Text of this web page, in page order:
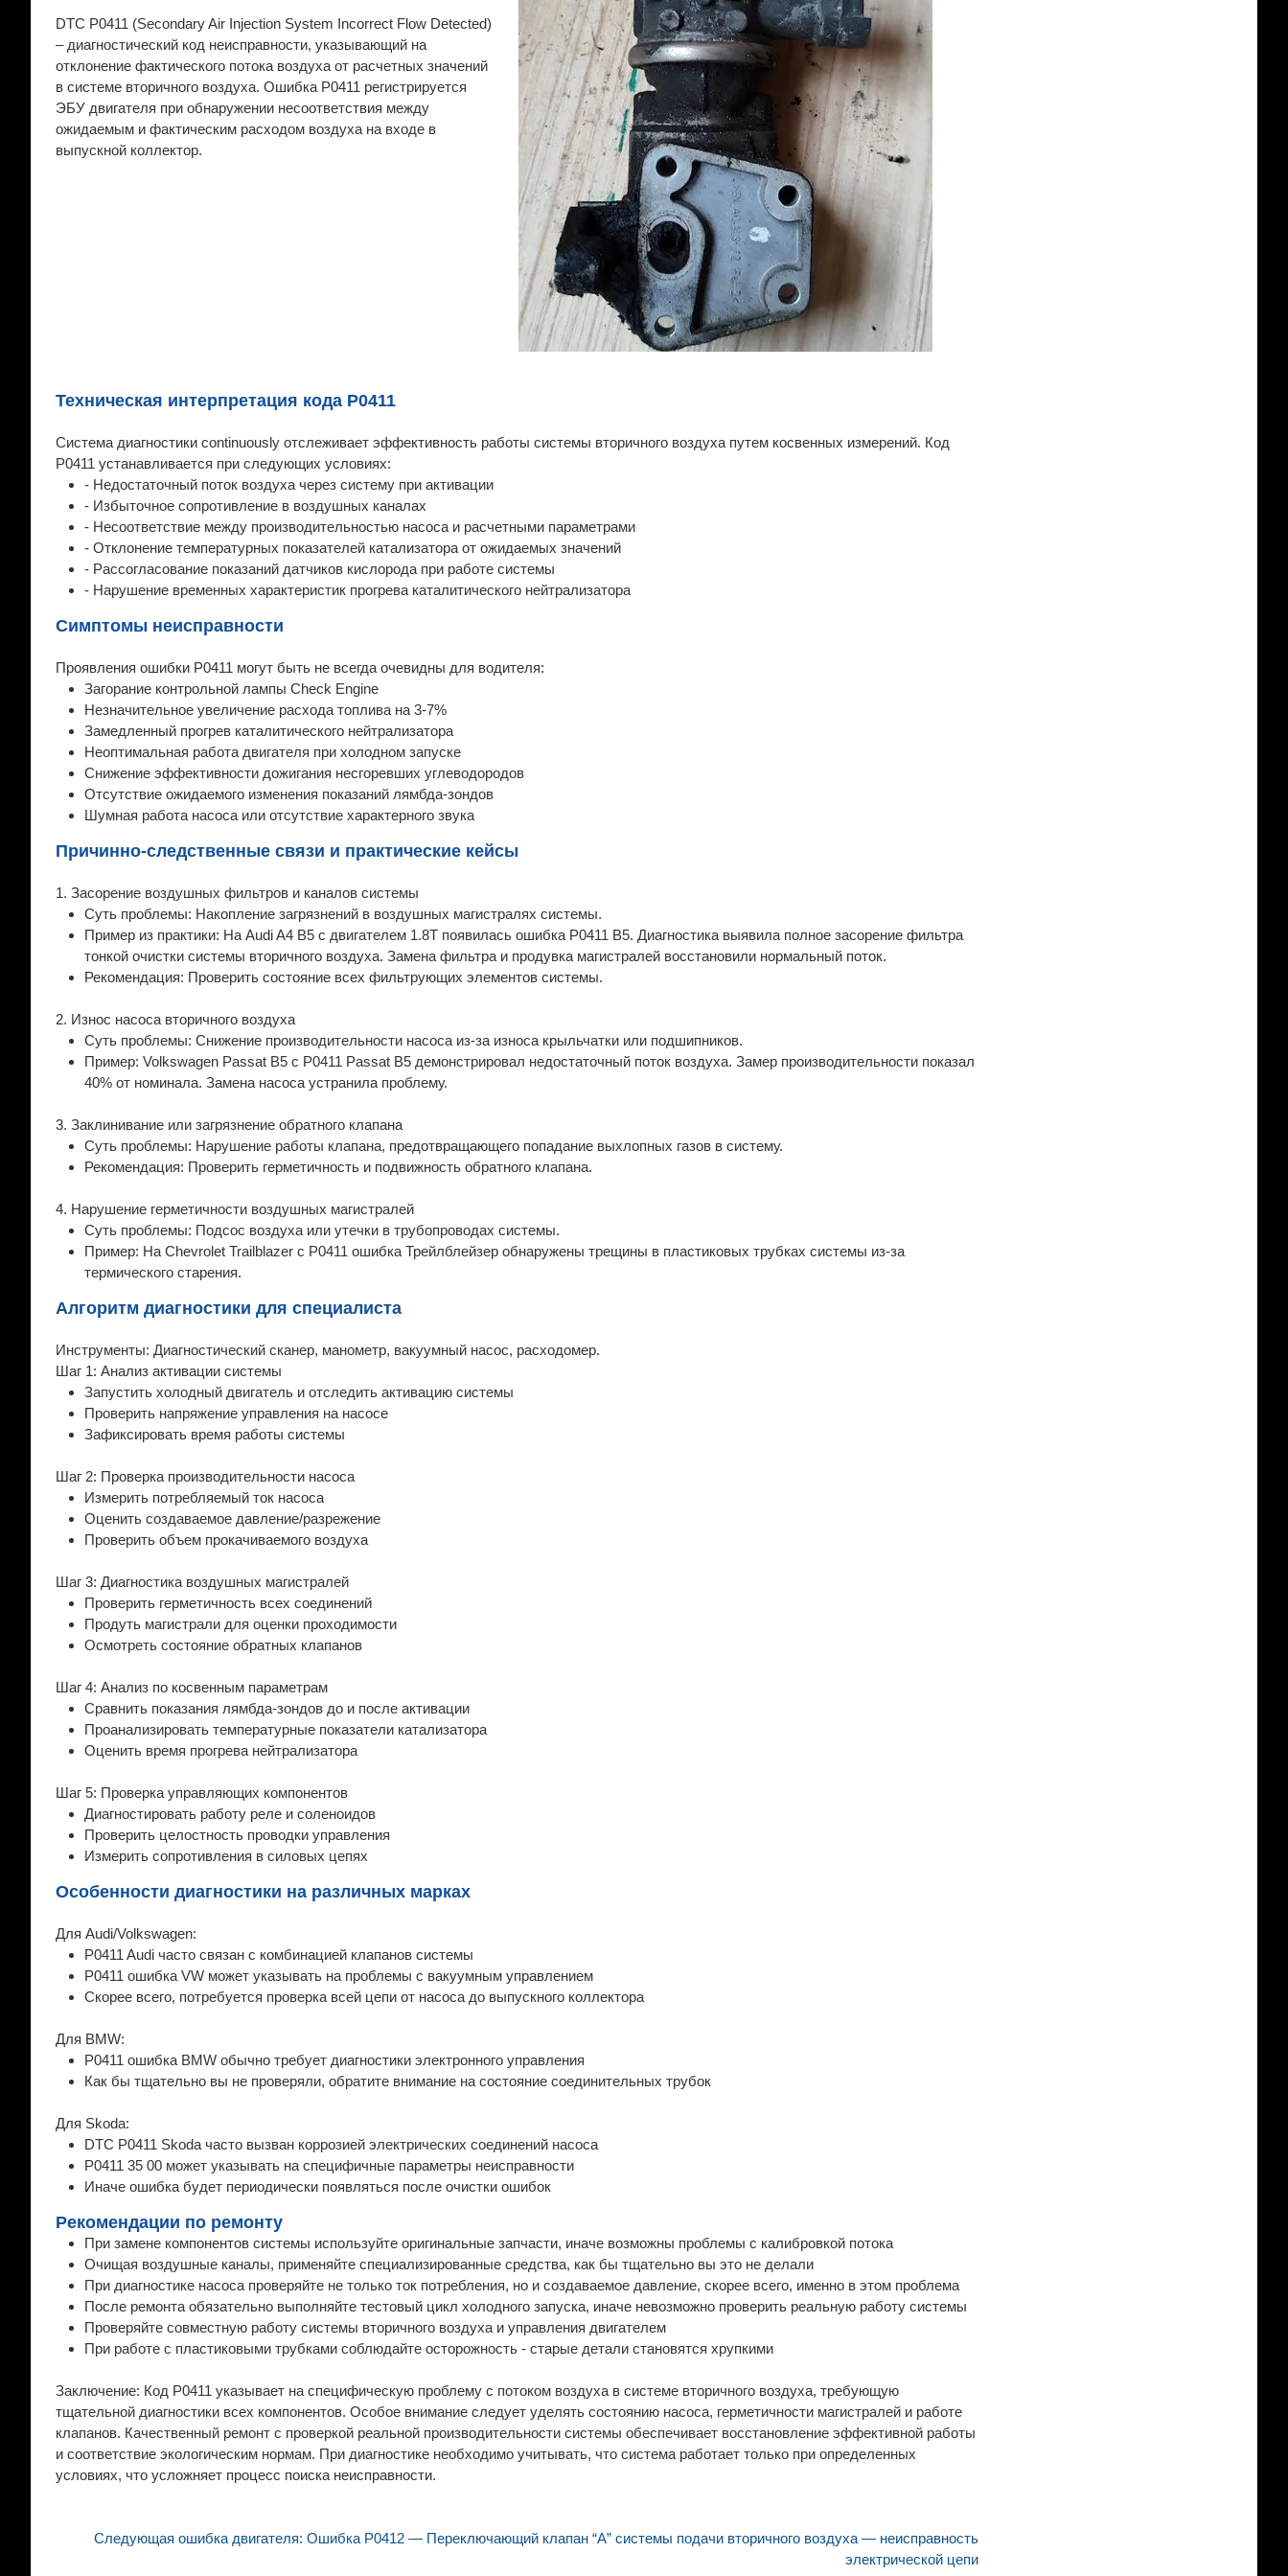
DTC P0411 (Secondary Air Injection System Incorrect Flow Detected)
– диагностический код неисправности, указывающий на
отклонение фактического потока воздуха от расчетных значений
в системе вторичного воздуха. Ошибка P0411 регистрируется
ЭБУ двигателя при обнаружении несоответствия между
ожидаемым и фактическим расходом воздуха на входе в
выпускной коллектор.
Техническая интерпретация кода P0411
Система диагностики continuously отслеживает эффективность работы системы вторичного воздуха путем косвенных измерений. Код
P0411 устанавливается при следующих условиях:
- Недостаточный поток воздуха через систему при активации
- Избыточное сопротивление в воздушных каналах
- Несоответствие между производительностью насоса и расчетными параметрами
- Отклонение температурных показателей катализатора от ожидаемых значений
- Рассогласование показаний датчиков кислорода при работе системы
- Нарушение временных характеристик прогрева каталитического нейтрализатора
Симптомы неисправности
Проявления ошибки P0411 могут быть не всегда очевидны для водителя:
Загорание контрольной лампы Check Engine
Незначительное увеличение расхода топлива на 3-7%
Замедленный прогрев каталитического нейтрализатора
Неоптимальная работа двигателя при холодном запуске
Снижение эффективности дожигания несгоревших углеводородов
Отсутствие ожидаемого изменения показаний лямбда-зондов
Шумная работа насоса или отсутствие характерного звука
Причинно-следственные связи и практические кейсы
1. Засорение воздушных фильтров и каналов системы
Суть проблемы: Накопление загрязнений в воздушных магистралях системы.
Пример из практики: На Audi A4 B5 с двигателем 1.8T появилась ошибка P0411 B5. Диагностика выявила полное засорение фильтра
тонкой очистки системы вторичного воздуха. Замена фильтра и продувка магистралей восстановили нормальный поток.
Рекомендация: Проверить состояние всех фильтрующих элементов системы.
2. Износ насоса вторичного воздуха
Суть проблемы: Снижение производительности насоса из-за износа крыльчатки или подшипников.
Пример: Volkswagen Passat B5 с P0411 Passat B5 демонстрировал недостаточный поток воздуха. Замер производительности показал
40% от номинала. Замена насоса устранила проблему.
3. Заклинивание или загрязнение обратного клапана
Суть проблемы: Нарушение работы клапана, предотвращающего попадание выхлопных газов в систему.
Рекомендация: Проверить герметичность и подвижность обратного клапана.
4. Нарушение герметичности воздушных магистралей
Суть проблемы: Подсос воздуха или утечки в трубопроводах системы.
Пример: На Chevrolet Trailblazer с P0411 ошибка Трейлблейзер обнаружены трещины в пластиковых трубках системы из-за
термического старения.
Алгоритм диагностики для специалиста
Инструменты: Диагностический сканер, манометр, вакуумный насос, расходомер.
Шаг 1: Анализ активации системы
Запустить холодный двигатель и отследить активацию системы
Проверить напряжение управления на насосе
Зафиксировать время работы системы
Шаг 2: Проверка производительности насоса
Измерить потребляемый ток насоса
Оценить создаваемое давление/разрежение
Проверить объем прокачиваемого воздуха
Шаг 3: Диагностика воздушных магистралей
Проверить герметичность всех соединений
Продуть магистрали для оценки проходимости
Осмотреть состояние обратных клапанов
Шаг 4: Анализ по косвенным параметрам
Сравнить показания лямбда-зондов до и после активации
Проанализировать температурные показатели катализатора
Оценить время прогрева нейтрализатора
Шаг 5: Проверка управляющих компонентов
Диагностировать работу реле и соленоидов
Проверить целостность проводки управления
Измерить сопротивления в силовых цепях
Особенности диагностики на различных марках
Для Audi/Volkswagen:
P0411 Audi часто связан с комбинацией клапанов системы
P0411 ошибка VW может указывать на проблемы с вакуумным управлением
Скорее всего, потребуется проверка всей цепи от насоса до выпускного коллектора
Для BMW:
P0411 ошибка BMW обычно требует диагностики электронного управления
Как бы тщательно вы не проверяли, обратите внимание на состояние соединительных трубок
Для Skoda:
DTC P0411 Skoda часто вызван коррозией электрических соединений насоса
P0411 35 00 может указывать на специфичные параметры неисправности
Иначе ошибка будет периодически появляться после очистки ошибок
Рекомендации по ремонту
При замене компонентов системы используйте оригинальные запчасти, иначе возможны проблемы с калибровкой потока
Очищая воздушные каналы, применяйте специализированные средства, как бы тщательно вы это не делали
При диагностике насоса проверяйте не только ток потребления, но и создаваемое давление, скорее всего, именно в этом проблема
После ремонта обязательно выполняйте тестовый цикл холодного запуска, иначе невозможно проверить реальную работу системы
Проверяйте совместную работу системы вторичного воздуха и управления двигателем
При работе с пластиковыми трубками соблюдайте осторожность - старые детали становятся хрупкими
Заключение: Код P0411 указывает на специфическую проблему с потоком воздуха в системе вторичного воздуха, требующую
тщательной диагностики всех компонентов. Особое внимание следует уделять состоянию насоса, герметичности магистралей и работе
клапанов. Качественный ремонт с проверкой реальной производительности системы обеспечивает восстановление эффективной работы
и соответствие экологическим нормам. При диагностике необходимо учитывать, что система работает только при определенных
условиях, что усложняет процесс поиска неисправности.
Следующая ошибка двигателя: Ошибка P0412 — Переключающий клапан “А” системы подачи вторичного воздуха — неисправность
электрической цепи